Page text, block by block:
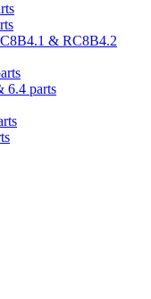
& RC8B4.2
6.4 parts